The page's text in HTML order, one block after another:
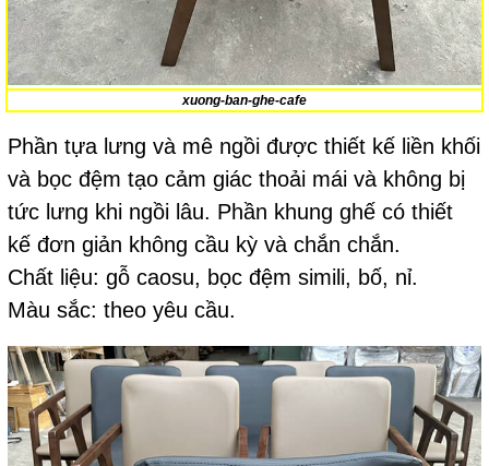
xuong-ban-ghe-cafe
Phần tựa lưng và mê ngồi được thiết kế liền khối
và bọc đệm tạo cảm giác thoải mái và không bị
tức lưng khi ngồi lâu. Phần khung ghế có thiết
kế đơn giản không cầu kỳ và chắn chắn.
Chất liệu: gỗ caosu, bọc đệm simili, bố, nỉ.
Màu sắc: theo yêu cầu.